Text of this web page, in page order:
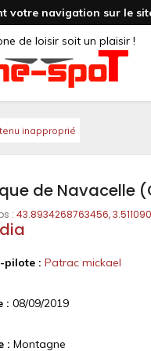
votre navigation sur le
de loisir soit un plaisir !
inapproprié
de Navacelle
: 43.8934268763456,
pilote : Patrac mickael
: 08/09/2019
: Montagne